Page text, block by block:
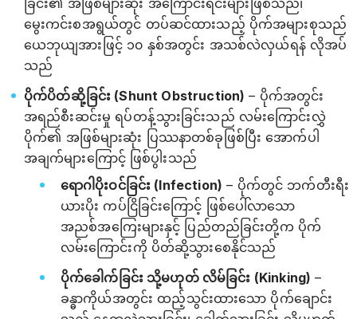
ခြင်း၏ အဖြစ်များဆုံး အကြောင်းရင်းများဖြစ်သည်၊
မွေးကင်းစအရွယ်တွင် တပ်ဆင်ထားသည့် ပိုက်အများစုသည်
ယေဘုယျအားဖြင့် ၁၀ နှစ်အတွင်း အသစ်လဲလှယ်ရန် လိုအပ်
သည်
ပိုက်ပိတ်ဆို့ခြင်း (Shunt Obstruction) – ပိုက်အတွင်း
အရည်စီးဆင်းမှု ရပ်တန့်သွားခြင်းသည် လမ်းကြောင်းလွှဲ
ပိုက်၏ အဖြစ်များဆုံး ပြဿနာတစ်ခုဖြစ်ပြီး အောက်ပါ
အချက်များကြောင့် ဖြစ်ပွါးသည်
ရောဂါပိုးဝင်ခြင်း (Infection) – ပိုက်တွင် ဘက်တီးရီး
ယားပိုး ကပ်ငြိခြင်းကြောင့် ဖြစ်ပေါ်လာသော
အညစ်အကြေးများနှင့် ပြည်တည်ခြင်းတို့က ပိုက်
လမ်းကြောင်းကို ပိတ်ဆို့သွားစေနိုင်သည်
ပိုက်ခေါက်ခြင်း သို့မဟုတ် လိမ်ခြင်း (Kinking) –
ခန္ဓာကိုယ်အတွင်း ထည့်သွင်းထားသော ပိုက်ချောင်း